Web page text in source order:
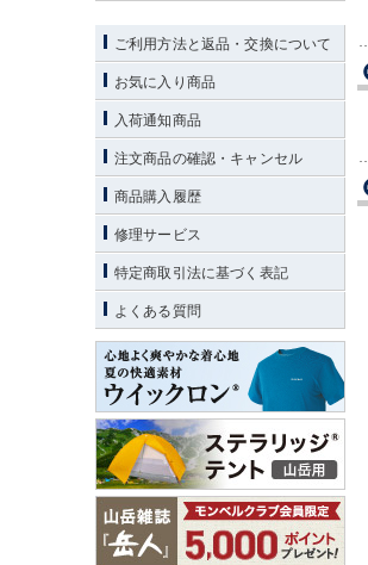
ご利用方法と返品・交換について
お気に入り商品
入荷通知商品
注文商品の確認・キャンセル
商品購入履歴
修理サービス
特定商取引法に基づく表記
よくある質問